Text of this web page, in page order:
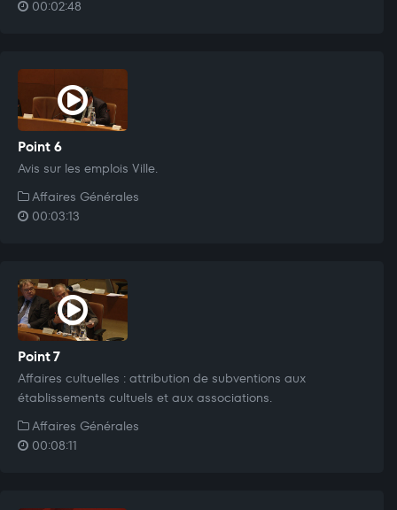
00:02:48
Point 6
Avis sur les emplois Ville.
Affaires Générales
00:03:13
Point 7
Affaires cultuelles : attribution de subventions aux
établissements cultuels et aux associations.
Affaires Générales
00:08:11